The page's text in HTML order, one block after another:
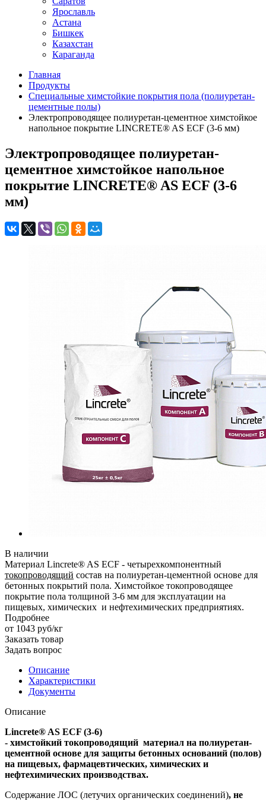
Ярославль
Астана
Бишкек
Казахстан
Караганда
Главная
Продукты
Специальные химстойкие покрытия пола (полиуретан-
цементные полы)
Электропроводящее полиуретан-цементное химстойкое
напольное покрытие LINCRETE® AS ECF (3-6 мм)
Электропроводящее полиуретан-
цементное химстойкое напольное
покрытие LINCRETE® AS ECF (3-6
мм)
В наличии
Материал Lincrete® AS ECF - четырехкомпонентный
токопроводящий состав на полиуретан-цементной основе для
бетонных покрытий пола. Химстойкое токопроводящее
покрытие пола толщиной 3-6 мм для эксплуатации на
пищевых, химических и нефтехимических предприятиях.
Подробнее
от 1043 руб/кг
Заказать товар
Задать вопрос
Описание
Характеристики
Документы
Описание
Lincrete® AS ECF (3-6)
- химстойкий токопроводящий материал на полиуретан-
цементной основе для защиты бетонных оснований (полов)
на пищевых, фармацевтических, химических и
нефтехимических производствах.
Содержание ЛОС (летучих органических соединений), не